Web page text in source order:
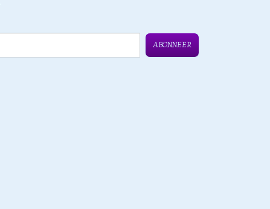
ABONNEER